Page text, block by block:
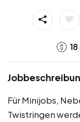
18
Für Minijobs,
Twistringen